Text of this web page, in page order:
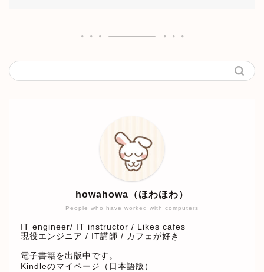
People who have worked with computers
howahowa（ほわほわ）
IT engineer/ IT instructor / Likes cafes
現役エンジニア / IT講師 / カフェが好き
電子書籍を出版中です。
Kindleのマイページ（日本語版）